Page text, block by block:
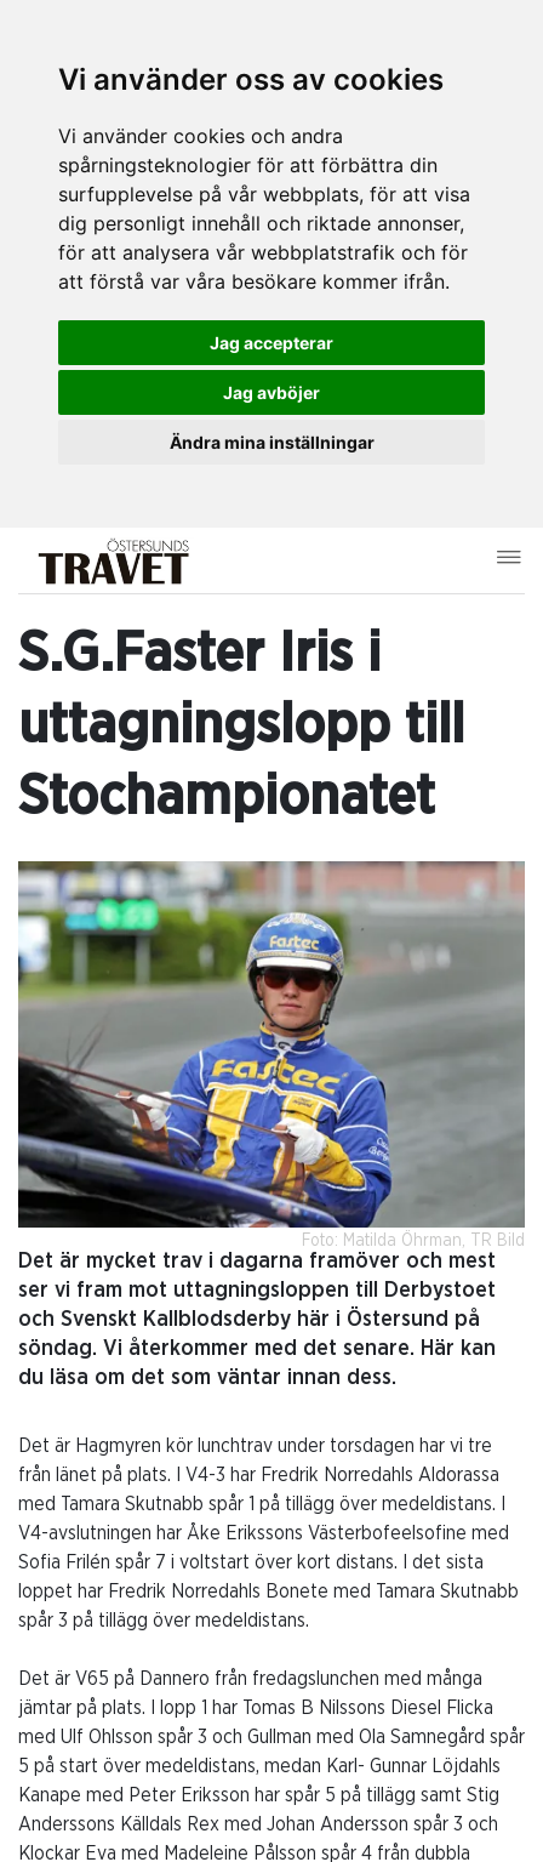
Vi använder oss av cookies
Vi använder cookies och andra
spårningsteknologier för att förbättra din
surfupplevelse på vår webbplats, för att visa
dig personligt innehåll och riktade annonser,
för att analysera vår webbplatstrafik och för
att förstå var våra besökare kommer ifrån.
Jag accepterar
Jag avböjer
Ändra mina inställningar
Foto: Matilda Öhrman, TR Bild
S.G.Faster Iris i
uttagningslopp till
Stochampionatet
Det är mycket trav i dagarna framöver och mest
ser vi fram mot uttagningsloppen till Derbystoet
och Svenskt Kallblodsderby här i Östersund på
söndag. Vi återkommer med det senare. Här kan
du läsa om det som väntar innan dess.
Det är Hagmyren kör lunchtrav under torsdagen har vi tre
från länet på plats. I V4-3 har Fredrik Norredahls Aldorassa
med Tamara Skutnabb spår 1 på tillägg över medeldistans. I
V4-avslutningen har Åke Erikssons Västerbofeelsofine med
Sofia Frilén spår 7 i voltstart över kort distans. I det sista
loppet har Fredrik Norredahls Bonete med Tamara Skutnabb
spår 3 på tillägg över medeldistans.
Det är V65 på Dannero från fredagslunchen med många
jämtar på plats. I lopp 1 har Tomas B Nilssons Diesel Flicka
med Ulf Ohlsson spår 3 och Gullman med Ola Samnegård spår
5 på start över medeldistans, medan Karl- Gunnar Löjdahls
Kanape med Peter Eriksson har spår 5 på tillägg samt Stig
Anderssons Källdals Rex med Johan Andersson spår 3 och
Klockar Eva med Madeleine Pålsson spår 4 från dubbla